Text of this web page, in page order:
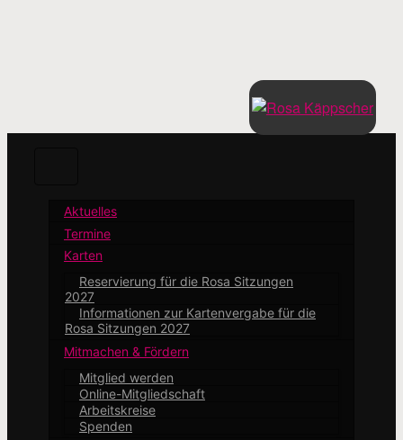
Aktuelles
Termine
Karten
Reservierung für die Rosa Sitzungen
2027
Informationen zur Kartenvergabe für die
Rosa Sitzungen 2027
Mitmachen & Fördern
Mitglied werden
Online-Mitgliedschaft
Arbeitskreise
Spenden